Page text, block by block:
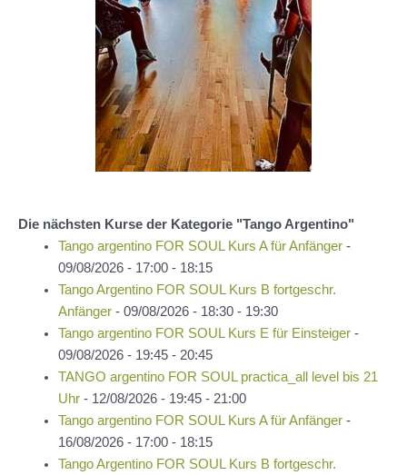
Die nächsten Kurse der Kategorie "Tango Argentino"
Tango argentino FOR SOUL Kurs A für Anfänger-
09/08/2026 - 17:00 - 18:15
Tango Argentino FOR SOUL Kurs B fortgeschr.
Anfänger- 09/08/2026 - 18:30 - 19:30
Tango argentino FOR SOUL Kurs E für Einsteiger-
09/08/2026 - 19:45 - 20:45
TANGO argentino FOR SOUL practica_all level bis 21
Uhr- 12/08/2026 - 19:45 - 21:00
Tango argentino FOR SOUL Kurs A für Anfänger-
16/08/2026 - 17:00 - 18:15
Tango Argentino FOR SOUL Kurs B fortgeschr.